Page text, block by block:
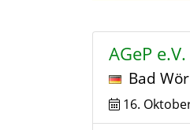
AGeP
Bad
16.